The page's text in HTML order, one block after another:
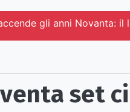
gli anni Novanta:
set